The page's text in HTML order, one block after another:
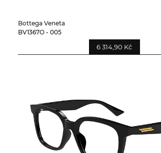
Bottega Veneta
BV1367O - 005
6 314,90 Kč